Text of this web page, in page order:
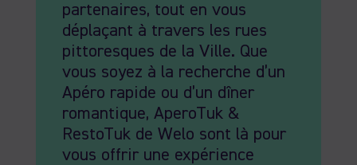
partenaires, tout en vous
déplaçant à travers les rues
pittoresques de la Ville. Que
vous soyez à la recherche d’un
Apéro rapide ou d’un dîner
romantique, AperoTuk &
RestoTuk de Welo sont là pour
vous offrir une expérience